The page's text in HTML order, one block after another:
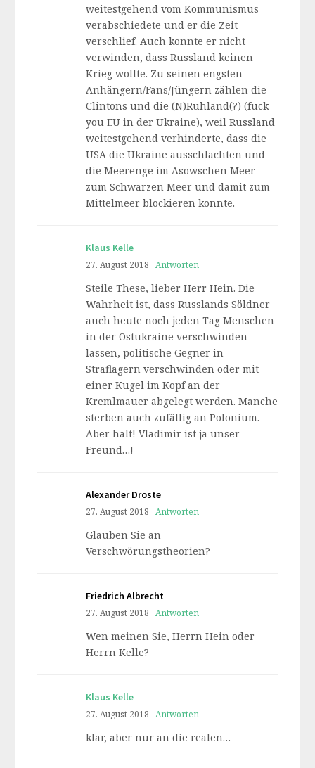
weitestgehend vom Kommunismus
verabschiedete und er die Zeit
verschlief. Auch konnte er nicht
verwinden, dass Russland keinen
Krieg wollte. Zu seinen engsten
Anhängern/Fans/Jüngern zählen die
Clintons und die (N)Ruhland(?) (fuck
you EU in der Ukraine), weil Russland
weitestgehend verhinderte, dass die
USA die Ukraine ausschlachten und
die Meerenge im Asowschen Meer
zum Schwarzen Meer und damit zum
Mittelmeer blockieren konnte.
Klaus Kelle
27. August 2018 Antworten
Steile These, lieber Herr Hein. Die
Wahrheit ist, dass Russlands Söldner
auch heute noch jeden Tag Menschen
in der Ostukraine verschwinden
lassen, politische Gegner in
Straflagern verschwinden oder mit
einer Kugel im Kopf an der
Kremlmauer abgelegt werden. Manche
sterben auch zufällig an Polonium.
Aber halt! Vladimir ist ja unser
Freund…!
Alexander Droste
27. August 2018 Antworten
Glauben Sie an
Verschwörungstheorien?
Friedrich Albrecht
27. August 2018 Antworten
Wen meinen Sie, Herrn Hein oder
Herrn Kelle?
Klaus Kelle
27. August 2018 Antworten
klar, aber nur an die realen…